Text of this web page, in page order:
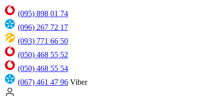
(095) 898 01 74
(096) 267 72 17
(093) 771 66 50
(050) 468 55 52
(050) 468 55 54
(067) 461 47 96 Viber